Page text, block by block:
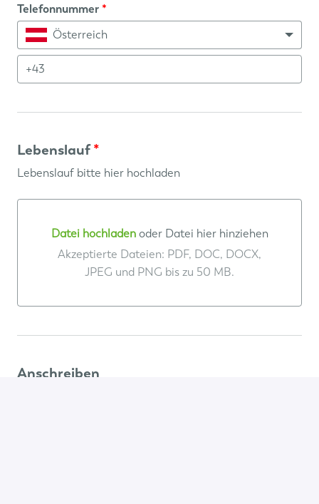
Telefonnummer *
Österreich
Lebenslauf*
Lebenslauf bitte hier hochladen
Datei hochladen oder Datei hier hinziehen
Datei hochladen oder Datei hier hinziehen
Akzeptierte Dateien: PDF, DOC, DOCX,
JPEG und PNG bis zu 50 MB.
Anschreiben